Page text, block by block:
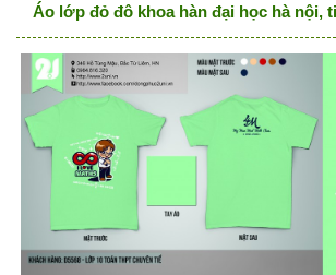
Áo lớp đỏ đô khoa hàn đại học hà nội,